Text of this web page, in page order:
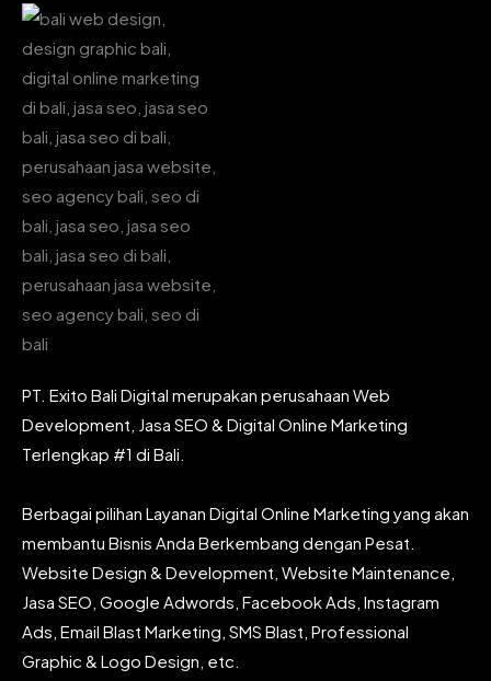
PT. Exito Bali Digital merupakan perusahaan Web
Development, Jasa SEO & Digital Online Marketing
Terlengkap #1 di Bali.
Berbagai pilihan Layanan Digital Online Marketing yang akan
membantu Bisnis Anda Berkembang dengan Pesat.
Website Design & Development, Website Maintenance,
Jasa SEO, Google Adwords, Facebook Ads, Instagram
Ads, Email Blast Marketing, SMS Blast, Professional
Graphic & Logo Design, etc.